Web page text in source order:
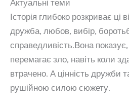
Актуальні теми
Історія глибоко розкриває ці
дружба, любов, вибір,
справедливість.Вона
перемагає зло, навіть коли
втрачено. А цінність дружби
рушійною силою сюжету.